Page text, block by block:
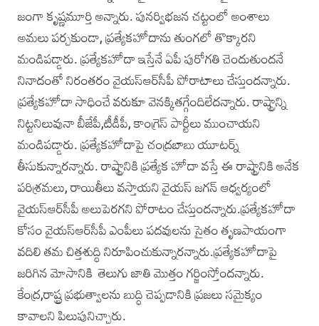
జంగా కృష్ణమూర్తి అన్నారు. పునర్విభజన చట్టంలో అంశాలు
అమలు పర్చకుండా, ప్రత్యేకహోదాను తుంగలో తొక్కారని
మండిపడ్డారు. ప్రత్యేకహోదా ఇస్తేనే ఏపీ పురోగతి చెందుతుందనే
నినాదంతో నిరంతరం వైయస్‌ఆర్‌సీపీ పోరాటాలు చేస్తుందన్నారు.
ప్రత్యేకహోదా సాధించే వరుకూ వెనక్కితగ్గేందిలేదన్నారు. రాష్ట్రాన్ని
నిట్టనిలువునా బీజేపీ,టీడీపీ, కాంగ్రెస్‌ పార్టీలు ముంచాయని
మండిపడ్డారు. ప్రత్యేకహోదాపై చంద్రబాబు యూటర్న్‌
తీసుకున్నారన్నారు. రాష్ట్రానికి ప్రత్యేక హోదా వస్తే ఈ రాష్ట్రానికి అనేక
పరిశ్రమలు, రాయితీలు వస్తాయని వైయస్‌ జగన్‌ ఆధ్వర్యంలో
వైయస్‌ఆర్‌సీపీ అలుపెరగని పోరాటం చేస్తుందన్నారు.ప్రత్యేకహోదా
కోసం వైయస్‌ఆర్‌సీపీ ఎంపీలు పదవులను సైతం తృణపాయంగా
వదిలి తమ చిత్తశుద్ధి నిరూపించుకున్నారన్నారు.ప్రత్యేకహోదాపై
జరిగిన మోసానికి తెలుగు జాతి మొత్తం గర్జింస్తోందన్నారు.
కేంద్ర,రాష్ట్ర ప్రభుత్వాలను బుద్ధి చెప్పడానికి ప్రజలు సమైక్యం
కావాలని పిలుపునిచ్చారు.